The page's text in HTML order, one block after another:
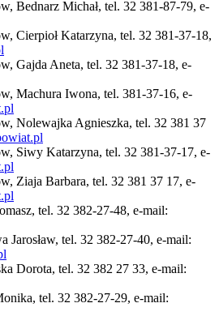
Bednarz Michał, tel. 32 381-87-79, e-
Cierpioł Katarzyna, tel. 32 381-37-18,
Gajda Aneta, tel. 32 381-37-18, e-
Machura Iwona, tel. 381-37-16, e-
Nolewajka Agnieszka, tel. 32 381 37
Siwy Katarzyna, tel. 32 381-37-17, e-
Ziaja Barbara, tel. 32 381 37 17, e-
tel. 32 382-27-48, e-mail:
Jarosław, tel. 32 382-27-40, e-mail:
Dorota, tel. 32 382 27 33, e-mail:
tel. 32 382-27-29, e-mail: